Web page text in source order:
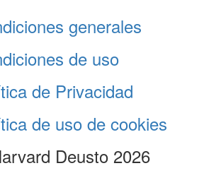
generales
de uso
de Privacidad
de uso de cookies
Deusto 2026